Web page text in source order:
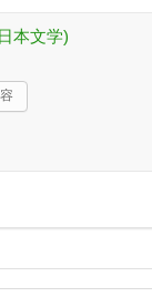
本文学)